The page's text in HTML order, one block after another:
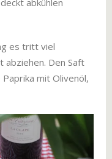
abkühlen
es tritt viel
abziehen. Den Saft
mit Olivenöl,